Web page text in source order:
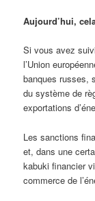
Aujourd’hui,
Si vous avez
l’Union
banques russes,
du système de
exportations
Les sanctions
et, dans une
kabuki financier
commerce de